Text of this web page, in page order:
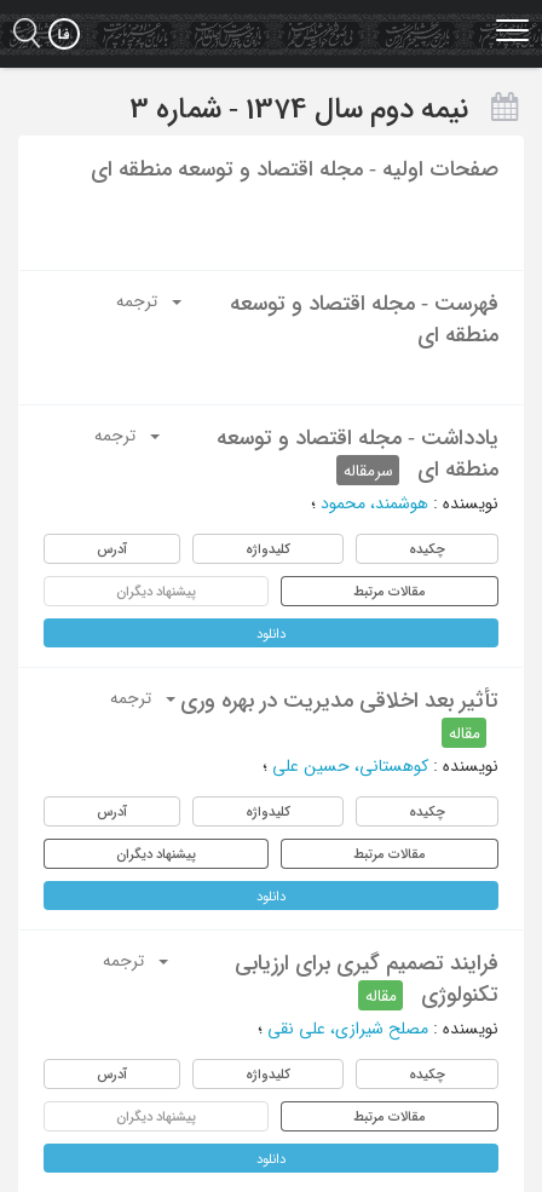
Skip
to
main
نیمه دوم سال 1374 - شماره 3
صفحات اولیه - مجله اقتصاد و توسعه منطقه ای
فهرست - مجله اقتصاد و توسعه
منطقه ای
ترجمه
یادداشت - مجله اقتصاد و توسعه
منطقه ای
سرمقاله
ترجمه
نویسنده : هوشمند، محمود ؛
چکیده کلیدواژه آدرس
مقالات مرتبط پیشنهاد دیگران
دانلود
تأثیر بعد اخلاقی مدیریت در بهره وری
مقاله
ترجمه
نویسنده : کوهستانی، حسین علی ؛
چکیده کلیدواژه آدرس
مقالات مرتبط پیشنهاد دیگران
دانلود
فرایند تصمیم گیری برای ارزیابی
تکنولوژی
مقاله
ترجمه
نویسنده : مصلح شیرازی، علی نقی ؛
چکیده کلیدواژه آدرس
مقالات مرتبط پیشنهاد دیگران
دانلود